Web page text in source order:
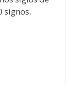
signos.